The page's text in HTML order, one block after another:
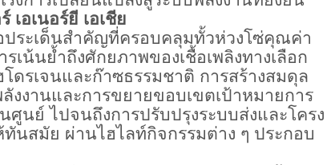
เอเนอร์ยี เอเชีย
ประเด็นสำคัญที่ครอบคลุมทั้วห่วงโซ่คุณค่า
เน้นย้ำถึงศักยภาพของเชื้อเพลิงทางเลือก
ดรเจนและก๊าซธรรมชาติ การสร้างสมดุล
งงานและการขยายขอบเขตเป้าหมายการ
ศูนย์ ไปจนถึงการปรับปรุงระบบส่งและโครง
นสมัย ผ่านไฮไลท์กิจกรรมต่าง ๆ ประกอบ